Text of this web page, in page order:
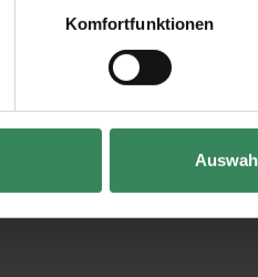
Vertrag widerrufen
Komfortfunktionen